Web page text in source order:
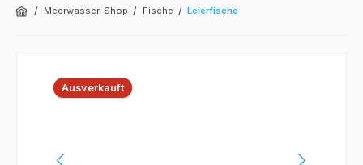
/ Meerwasser-Shop / Fische / Leierfische
Bildergalerie überspringen
Ausverkauft